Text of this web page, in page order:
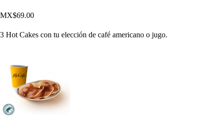
MX$69.00
3 Hot Cakes con tu elección de café americano o jugo.